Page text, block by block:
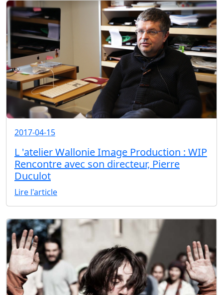
2017-04-15
L 'atelier Wallonie Image Production : WIP
Rencontre avec son directeur, Pierre
Duculot
Lire l'article